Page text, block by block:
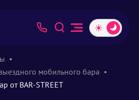
мобильного бара
от BAR-STREET